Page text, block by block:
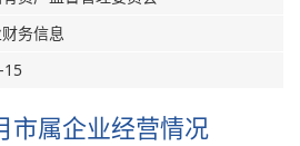
务信息
15
市属企业经营情况